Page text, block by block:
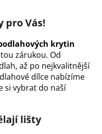
pro Vás!
krytin
zárukou. Od
až po nejkvalitnější
dílce nabízíme
si vybrat do naší
lišty